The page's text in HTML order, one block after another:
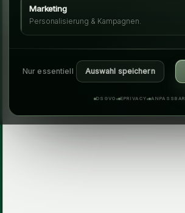
Marketing
Personalisierung & Kampagnen.
Nur essentiell Auswahl speichern
DSGVO EPRIVACY ANPASSBAR